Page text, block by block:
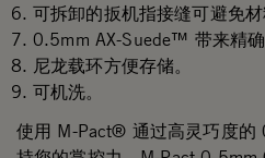
可拆卸的扳机指接缝可避免材
0.5mm AX-Suede™ 带来精确
尼龙载环方便存储。
可机洗。
使用 M-Pact® 通过高灵巧度